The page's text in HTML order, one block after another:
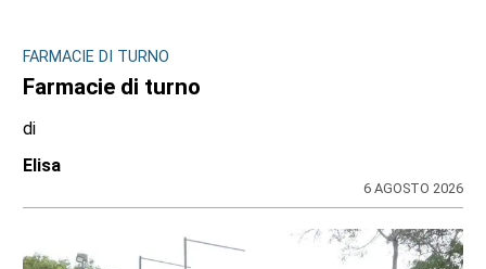
INCHIESTA E SEGNALAZIONI DAL TERRITORIO
Sulle impalcature senza casco e sotto
l’afa: a Ciriè la sicurezza finisce nel mirino
dei cittadini, il dossier